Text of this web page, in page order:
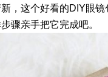
，这个好看的DIY眼
骤亲手把它完成吧。